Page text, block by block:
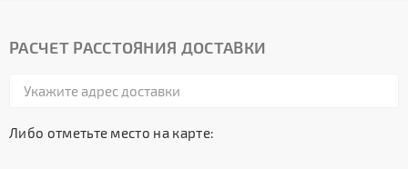
РАСЧЕТ РАССТОЯНИЯ ДОСТАВКИ
Либо отметьте место на карте: